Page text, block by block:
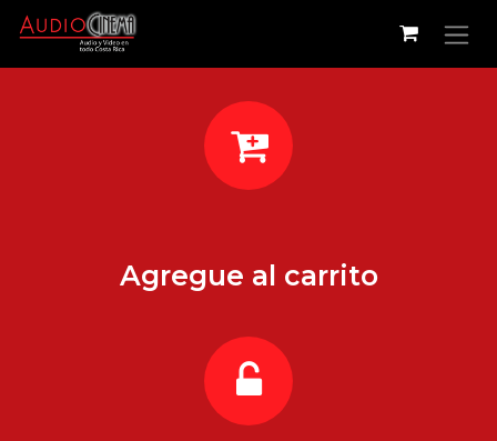
Ir al contenido
Agregue al carrito